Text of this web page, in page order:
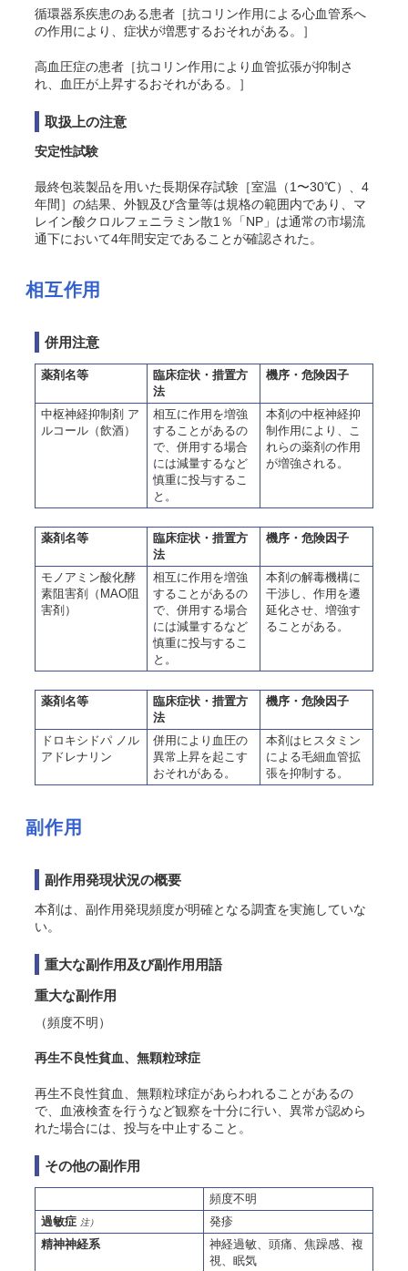
循環器系疾患のある患者［抗コリン作用による心血管系へ
の作用により、症状が増悪するおそれがある。］
高血圧症の患者［抗コリン作用により血管拡張が抑制さ
れ、血圧が上昇するおそれがある。］
取扱上の注意
安定性試験
最終包装製品を用いた長期保存試験［室温（1〜30℃）、4
年間］の結果、外観及び含量等は規格の範囲内であり、マ
レイン酸クロルフェニラミン散1％「NP」は通常の市場流
通下において4年間安定であることが確認された。
相互作用
併用注意
薬剤名等
臨床症状・措置方
法
機序・危険因子
中枢神経抑制剤 ア
ルコール（飲酒）
相互に作用を増強
することがあるの
で、併用する場合
には減量するなど
慎重に投与するこ
と。
本剤の中枢神経抑
制作用により、こ
れらの薬剤の作用
が増強される。
薬剤名等
臨床症状・措置方
法
機序・危険因子
モノアミン酸化酵
素阻害剤（MAO阻
害剤）
相互に作用を増強
することがあるの
で、併用する場合
には減量するなど
慎重に投与するこ
と。
本剤の解毒機構に
干渉し、作用を遷
延化させ、増強す
ることがある。
薬剤名等
臨床症状・措置方
法
機序・危険因子
ドロキシドパ ノル
アドレナリン
併用により血圧の
異常上昇を起こす
おそれがある。
本剤はヒスタミン
による毛細血管拡
張を抑制する。
副作用
副作用発現状況の概要
本剤は、副作用発現頻度が明確となる調査を実施していな
い。
重大な副作用及び副作用用語
重大な副作用
（頻度不明）
再生不良性貧血、無顆粒球症
再生不良性貧血、無顆粒球症があらわれることがあるの
で、血液検査を行うなど観察を十分に行い、異常が認めら
れた場合には、投与を中止すること。
その他の副作用
頻度不明
過敏症 注）
発疹
精神神経系
神経過敏、頭痛、焦躁感、複
視、眠気